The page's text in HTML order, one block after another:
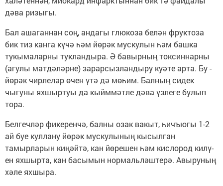
дәва ризыгы.
Бал ашаганнан соң, андагы глюкоза белән фруктоза
бик тиз канга күчә һәм йөрәк мускулын һәм башка
тукымаларны тук­ландыра. Ә бавырның токсиннарны
(агу­лы матдәләрне) зарарсызландыру куә­те арта. Бу -
йөрәк чирлеләр өчен үтә дә мөһим. Балның сидек
чыгуны яхшыр­туы да кыйммәтле дәва үзлеге булып
тора.
Белгечләр фикеренчә, балны озак ва­кыт, һичъюгы 1-2
ай буе куллану йөрәк мускулының кысылган
тамырларын киңәйтә, кан йөрешен һәм кислород килү­
ен яхшырта, кан басымын нормальләш­терә. Авыруның
хәле яхшыра.